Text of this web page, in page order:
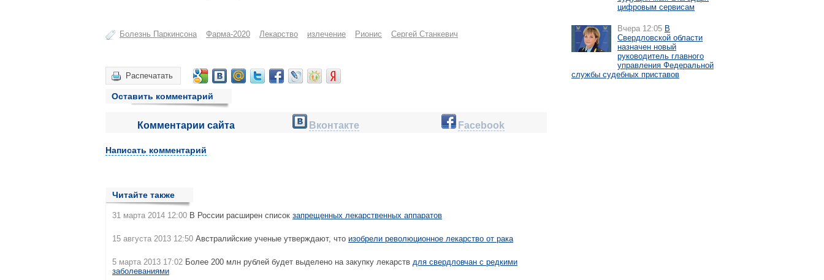
Болезнь Паркинсона Фарма-2020 Лекарство излечение Рионис Сергей Станкевич
Распечатать
Оставить комментарий
Комментарии сайта Вконтакте Facebook
Написать комментарий
Читайте также
31 марта 2014 12:00 В России расширен список запрещенных лекарственных аппаратов
15 августа 2013 12:50 Австралийские ученые утверждают, что изобрели революционное лекарство от рака
5 марта 2013 17:02 Более 200 млн рублей будет выделено на закупку лекарств для свердловчан с редкими
заболеваниями
цифровым сервисам
Вчера 12:05 В
Свердловской области
назначен новый
руководитель главного
управления Федеральной
службы судебных приставов